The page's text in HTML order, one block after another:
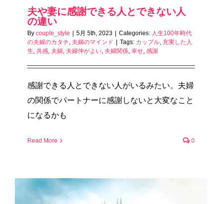
夫や妻に感謝できる人とできない人
の違い
By couple_style 5月 5th, 2023 Categories: 人生100年時代
の夫婦のカタチ, 夫婦のマインド Tags: カップル, 充実した人
生, 共感, 夫婦, 夫婦仲がよい, 夫婦関係, 幸せ, 感謝
感謝できる人とできない人がいるみたい。夫婦
の関係でパートナーに感謝しないと大変なこと
になるかも
Read More 0